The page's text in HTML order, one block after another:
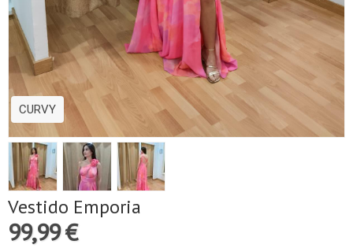
CURVY
Vestido Emporia
99,99 €